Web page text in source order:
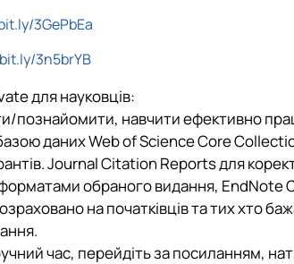
3GePbEa
3n5brYB
для науковців:
познайомити, навчити ефективно
даних Web of Science Core
Journal Citation Reports для
обраного видання, EndNote
на початківців та тих хто
час, перейдіть за посиланням,